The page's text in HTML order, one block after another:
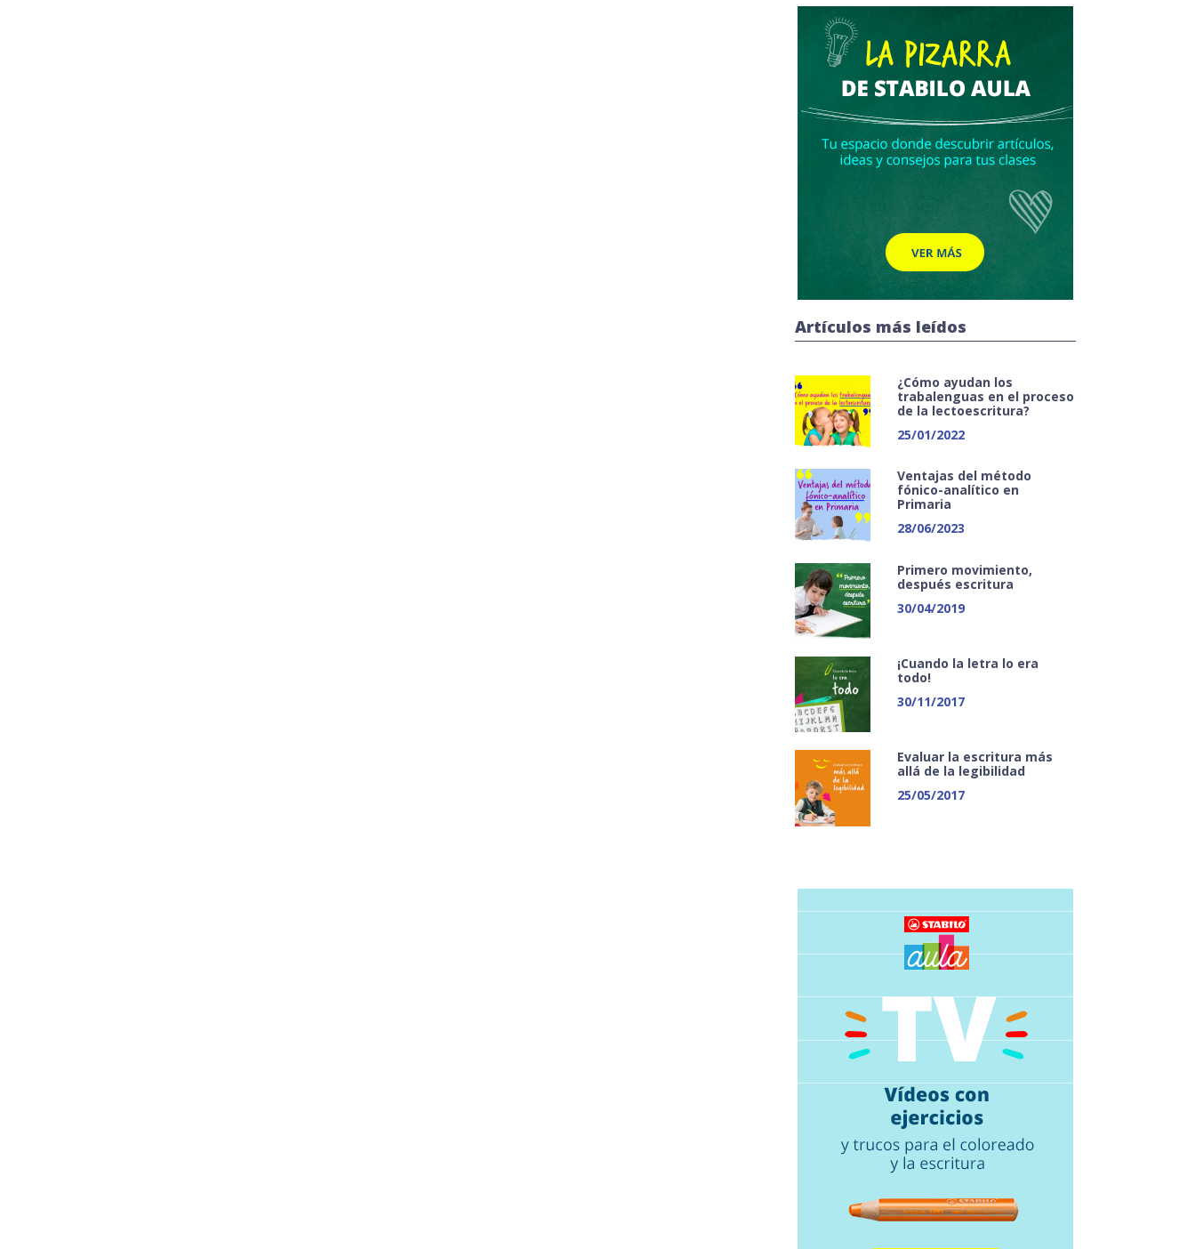
Artículos más leídos
¿Cómo ayudan los
trabalenguas en el proceso
de la lectoescritura?
25/01/2022
Ventajas del método
fónico-analítico en
Primaria
28/06/2023
Primero movimiento,
después escritura
30/04/2019
¡Cuando la letra lo era
todo!
30/11/2017
Evaluar la escritura más
allá de la legibilidad
25/05/2017